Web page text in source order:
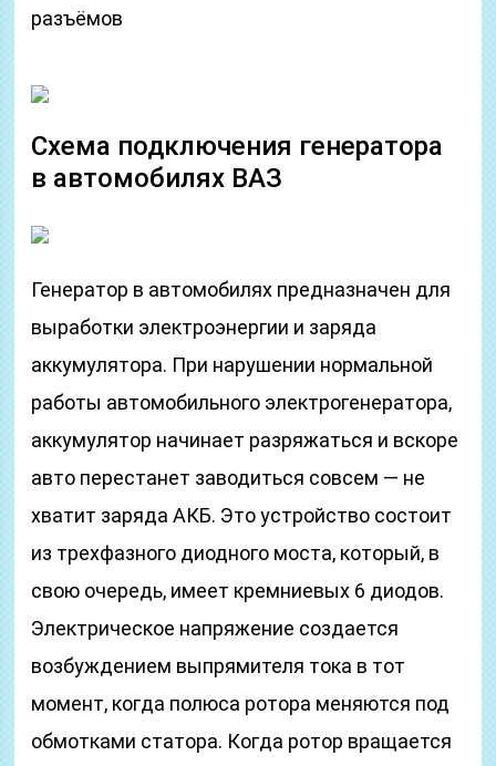
разъёмов
Схема подключения генератора
в автомобилях ВАЗ
Генератор в автомобилях предназначен для
выработки электроэнергии и заряда
аккумулятора. При нарушении нормальной
работы автомобильного электрогенератора,
аккумулятор начинает разряжаться и вскоре
авто перестанет заводиться совсем — не
хватит заряда АКБ. Это устройство состоит
из трехфазного диодного моста, который, в
свою очередь, имеет кремниевых 6 диодов.
Электрическое напряжение создается
возбуждением выпрямителя тока в тот
момент, когда полюса ротора меняются под
обмотками статора. Когда ротор вращается